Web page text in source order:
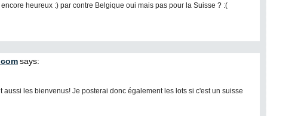
heureux :) par contre Belgique oui mais pas pour la Suisse ? :(
says:
aussi les bienvenus! Je posterai donc également les lots si c'est un suisse